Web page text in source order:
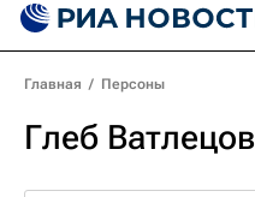
Главная / Персоны
Глеб Ватлецов